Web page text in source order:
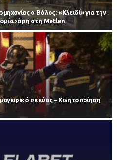
ο Βόλος: «Κλειδί» για την
χάρη στη Metlen
σκεύος – Κινητοποίηση